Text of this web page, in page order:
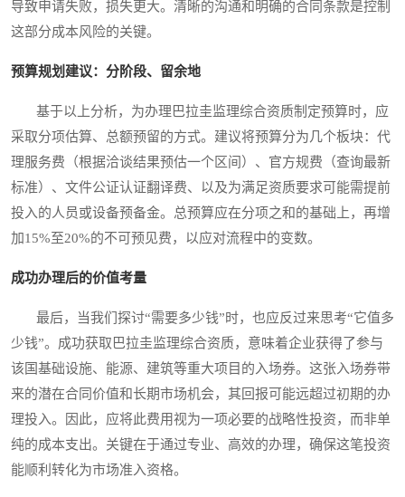
导致申请失败，损失更大。清晰的沟通和明确的合同条款是控制
这部分成本风险的关键。
预算规划建议：分阶段、留余地
基于以上分析，为办理巴拉圭监理综合资质制定预算时，应
采取分项估算、总额预留的方式。建议将预算分为几个板块：代
理服务费（根据洽谈结果预估一个区间）、官方规费（查询最新
标准）、文件公证认证翻译费、以及为满足资质要求可能需提前
投入的人员或设备预备金。总预算应在分项之和的基础上，再增
加15%至20%的不可预见费，以应对流程中的变数。
成功办理后的价值考量
最后，当我们探讨“需要多少钱”时，也应反过来思考“它值多
少钱”。成功获取巴拉圭监理综合资质，意味着企业获得了参与
该国基础设施、能源、建筑等重大项目的入场券。这张入场券带
来的潜在合同价值和长期市场机会，其回报可能远超过初期的办
理投入。因此，应将此费用视为一项必要的战略性投资，而非单
纯的成本支出。关键在于通过专业、高效的办理，确保这笔投资
能顺利转化为市场准入资格。